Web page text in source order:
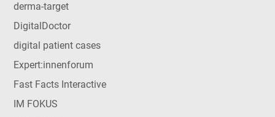
derma-target
DigitalDoctor
digital patient cases
Expert:innenforum
Fast Facts Interactive
IM FOKUS